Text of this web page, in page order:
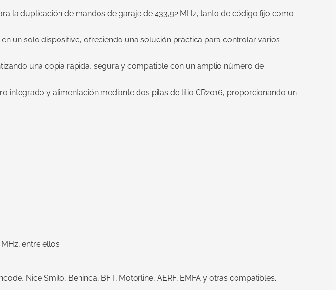
la duplicación de mandos de garaje de 433,92 MHz, tanto de código fijo como
un solo dispositivo, ofreciendo una solución práctica para controlar varios
una copia rápida, segura y compatible con un amplio número de
y alimentación mediante dos pilas de litio CR2016, proporcionando un
entre ellos:
Nice Smilo, Beninca, BFT, Motorline, AERF, EMFA y otras compatibles.